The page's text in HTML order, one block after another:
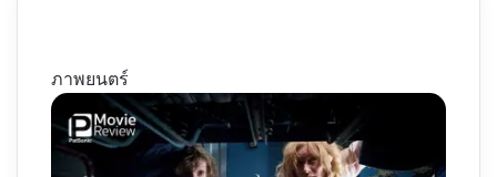
ภาพยนตร์